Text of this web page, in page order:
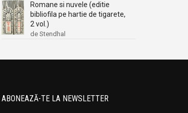
Romane si nuvele (editie
bibliofila pe hartie de tigarete,
2 vol.)
de Stendhal
ABONEAZĂ-TE LA NEWSLETTER